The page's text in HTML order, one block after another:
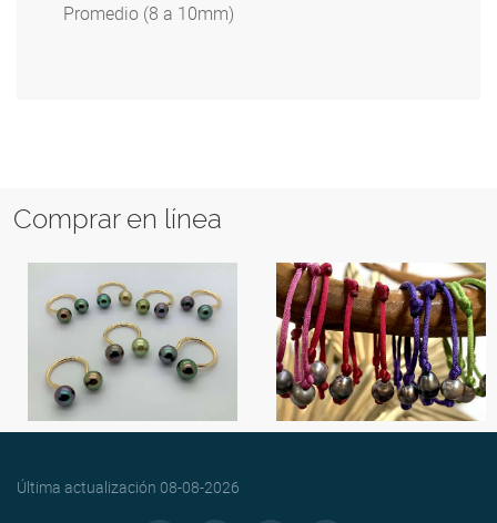
Promedio (8 a 10mm)
Comprar en línea
Última actualización 08-08-2026